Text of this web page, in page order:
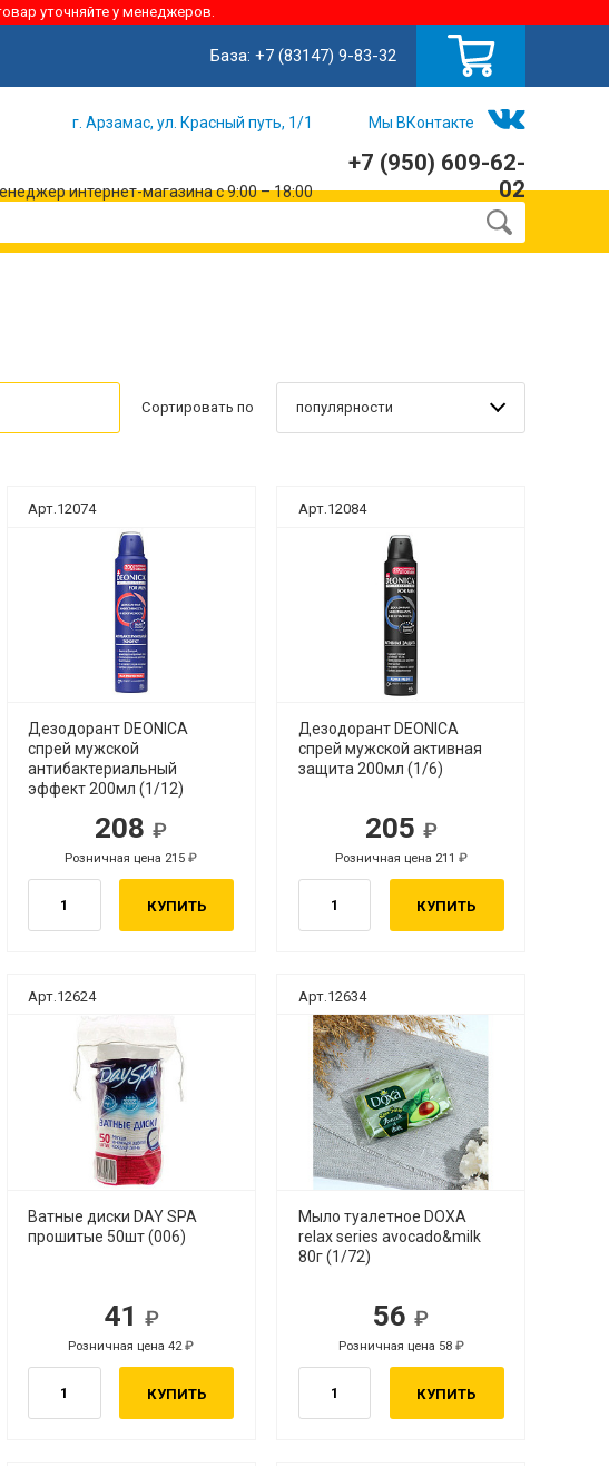
уточняйте у менеджеров.
База: +7 (83147) 9-83-32
г. Арзамас, ул. Красный путь, 1/1 Мы ВКонтакте
интернет-магазина с 9:00 – 18:00
+7 (950) 609-62-
02
Сортировать по популярности
Арт.12074
Дезодорант DEONICA
спрей мужской
антибактериальный
эффект 200мл (1/12)
208
Розничная цена 215
КУПИТЬ
Арт.12084
Дезодорант DEONICA
спрей мужской активная
защита 200мл (1/6)
205
Розничная цена 211
КУПИТЬ
Арт.12624
Ватные диски DAY SPA
прошитые 50шт (006)
41
Розничная цена 42
КУПИТЬ
Арт.12634
Мыло туалетное DOXA
relax series avocado&milk
80г (1/72)
56
Розничная цена 58
КУПИТЬ